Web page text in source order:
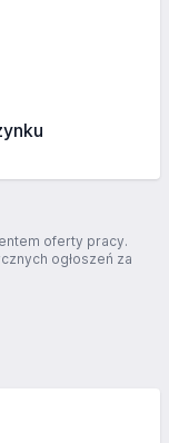
oferty pracy.
ogłoszeń za